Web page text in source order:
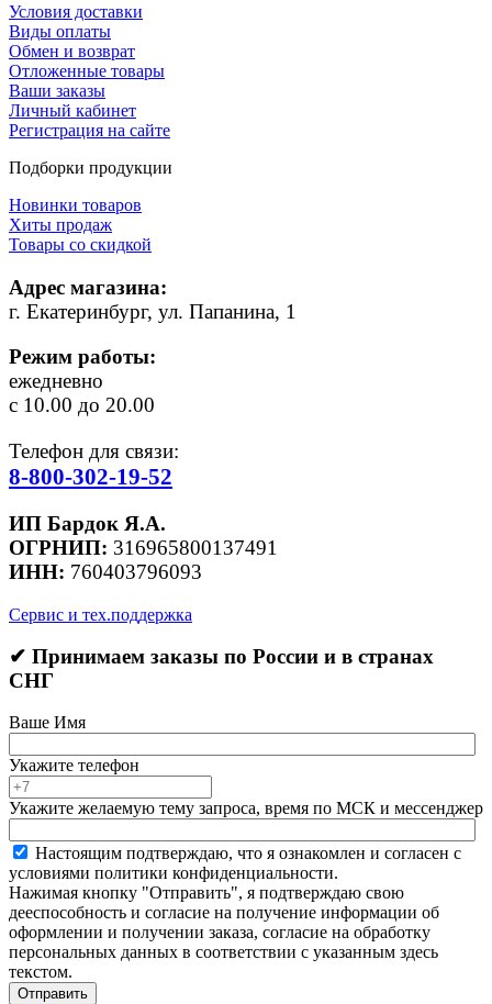
Условия доставки
Виды оплаты
Обмен и возврат
Отложенные товары
Ваши заказы
Личный кабинет
Регистрация на сайте
Подборки продукции
Новинки товаров
Хиты продаж
Товары со скидкой
Адрес магазина:
г. Екатеринбург, ул. Папанина, 1
Режим работы:
ежедневно
с 10.00 до 20.00
Телефон для связи:
8-800-302-19-52
ИП Бардок Я.А.
ОГРНИП: 316965800137491
ИНН: 760403796093
Сервис и тех.поддержка
✔ Принимаем заказы по России и в странах
СНГ
Ваше Имя
Укажите телефон
Укажите желаемую тему запроса, время по МСК и мессенджер
Настоящим подтверждаю, что я ознакомлен и согласен с
условиями политики конфиденциальности.
Нажимая кнопку "Отправить", я подтверждаю свою
дееспособность и согласие на получение информации об
оформлении и получении заказа, согласие на обработку
персональных данных в соответствии с указанным здесь
текстом.
Отправить